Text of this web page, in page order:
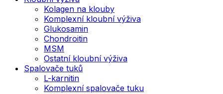
Kolagen na klouby
Komplexní kloubní výživa
Glukosamin
Chondroitin
MSM
Ostatní kloubní výživa
Spalovače tuků
L-karnitin
Komplexní spalovače tuku